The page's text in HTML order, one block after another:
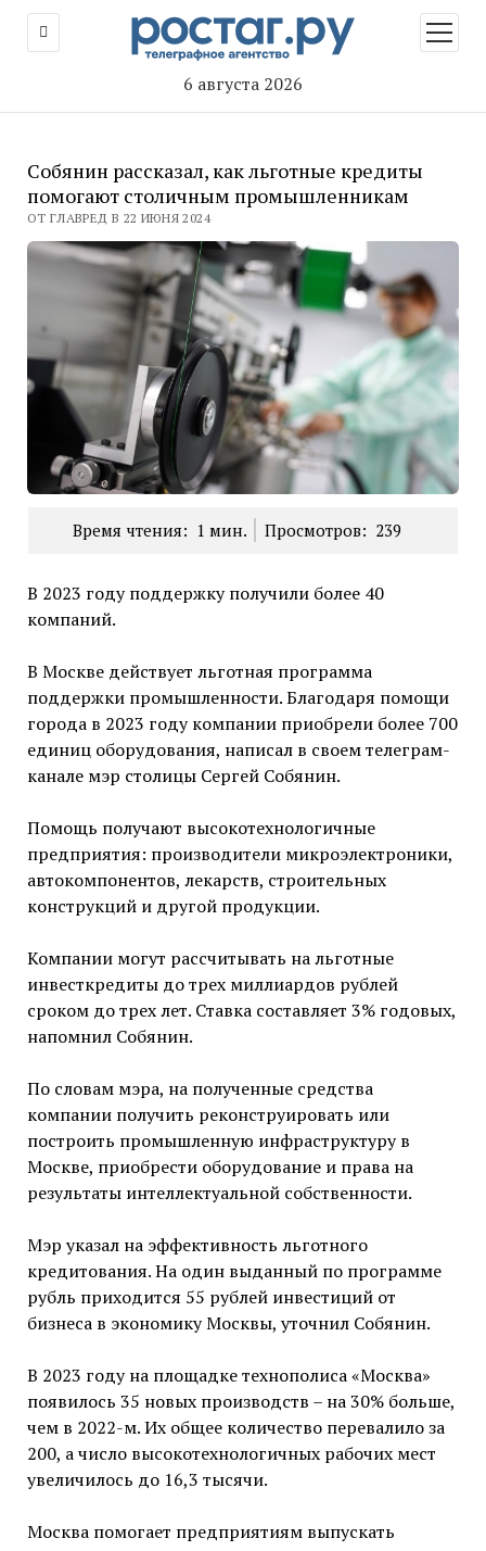
6 августа 2026
меню
Собянин рассказал, как льготные кредиты
помогают столичным промышленникам
ОТ ГЛАВРЕД В 22 ИЮНЯ 2024
Время чтения: 1 мин. Просмотров: 239
В 2023 году поддержку получили более 40
компаний.
В Москве действует льготная программа
поддержки промышленности. Благодаря помощи
города в 2023 году компании приобрели более 700
единиц оборудования, написал в своем телеграм-
канале мэр столицы Сергей Собянин.
Помощь получают высокотехнологичные
предприятия: производители микроэлектроники,
автокомпонентов, лекарств, строительных
конструкций и другой продукции.
Компании могут рассчитывать на льготные
инвесткредиты до трех миллиардов рублей
сроком до трех лет. Ставка составляет 3% годовых,
напомнил Собянин.
По словам мэра, на полученные средства
компании получить реконструировать или
построить промышленную инфраструктуру в
Москве, приобрести оборудование и права на
результаты интеллектуальной собственности.
Мэр указал на эффективность льготного
кредитования. На один выданный по программе
рубль приходится 55 рублей инвестиций от
бизнеса в экономику Москвы, уточнил Собянин.
В 2023 году на площадке технополиса «Москва»
появилось 35 новых производств – на 30% больше,
чем в 2022-м. Их общее количество перевалило за
200, а число высокотехнологичных рабочих мест
увеличилось до 16,3 тысячи.
Москва помогает предприятиям выпускать